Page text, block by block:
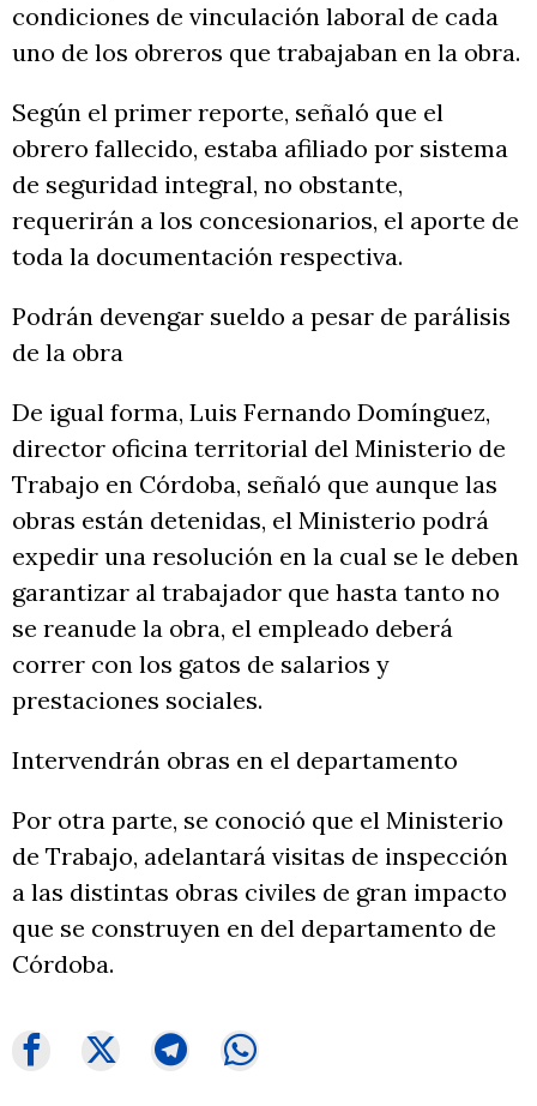
condiciones de vinculación laboral de cada
uno de los obreros que trabajaban en la obra.
Según el primer reporte, señaló que el
obrero fallecido, estaba afiliado por sistema
de seguridad integral, no obstante,
requerirán a los concesionarios, el aporte de
toda la documentación respectiva.
Podrán devengar sueldo a pesar de parálisis
de la obra
De igual forma, Luis Fernando Domínguez,
director oficina territorial del Ministerio de
Trabajo en Córdoba, señaló que aunque las
obras están detenidas, el Ministerio podrá
expedir una resolución en la cual se le deben
garantizar al trabajador que hasta tanto no
se reanude la obra, el empleado deberá
correr con los gatos de salarios y
prestaciones sociales.
Intervendrán obras en el departamento
Por otra parte, se conoció que el Ministerio
de Trabajo, adelantará visitas de inspección
a las distintas obras civiles de gran impacto
que se construyen en del departamento de
Córdoba.